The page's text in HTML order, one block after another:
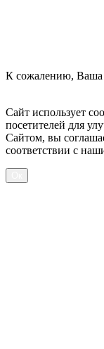
К сожалению, Ваша
Сайт использует
посетителей для
Сайтом, вы
соответствии с